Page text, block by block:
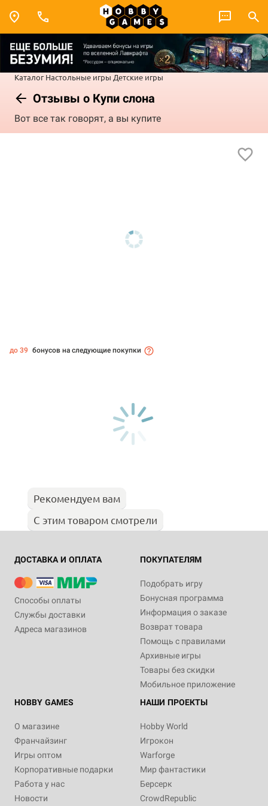
Каталог Настольные игры Детские игры
Отзывы о Купи слона
Вот все так говорят, а вы купите
до 39 бонусов на следующие покупки
Рекомендуем вам
С этим товаром смотрели
ДОСТАВКА И ОПЛАТА
Способы оплаты
Службы доставки
Адреса магазинов
ПОКУПАТЕЛЯМ
Подобрать игру
Бонусная программа
Информация о заказе
Возврат товара
Помощь с правилами
Архивные игры
Товары без скидки
Мобильное приложение
HOBBY GAMES
О магазине
Франчайзинг
Игры оптом
Корпоративные подарки
Работа у нас
Новости
НАШИ ПРОЕКТЫ
Hobby World
Игрокон
Warforge
Мир фантастики
Берсерк
CrowdRepublic